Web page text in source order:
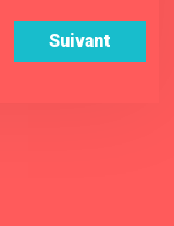
Suivant